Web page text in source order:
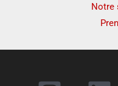
Notre